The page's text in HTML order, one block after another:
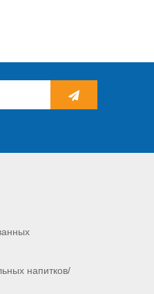
напитков/